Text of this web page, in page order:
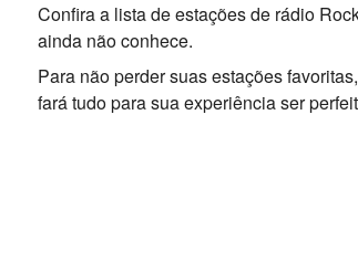
Confira a lista de estações de rádio
ainda não conhece.
Para não perder suas estações
fará tudo para sua experiência ser